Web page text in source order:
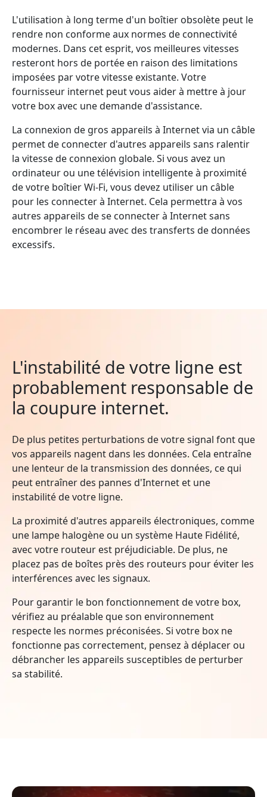
L'utilisation à long terme d'un boîtier obsolète peut le
rendre non conforme aux normes de connectivité
modernes. Dans cet esprit, vos meilleures vitesses
resteront hors de portée en raison des limitations
imposées par votre vitesse existante. Votre
fournisseur internet peut vous aider à mettre à jour
votre box avec une demande d'assistance.
La connexion de gros appareils à Internet via un câble
permet de connecter d'autres appareils sans ralentir
la vitesse de connexion globale. Si vous avez un
ordinateur ou une télévision intelligente à proximité
de votre boîtier Wi-Fi, vous devez utiliser un câble
pour les connecter à Internet. Cela permettra à vos
autres appareils de se connecter à Internet sans
encombrer le réseau avec des transferts de données
excessifs.
L'instabilité de votre ligne est
probablement responsable de
la coupure internet.
De plus petites perturbations de votre signal font que
vos appareils nagent dans les données. Cela entraîne
une lenteur de la transmission des données, ce qui
peut entraîner des pannes d'Internet et une
instabilité de votre ligne.
La proximité d'autres appareils électroniques, comme
une lampe halogène ou un système Haute Fidélité,
avec votre routeur est préjudiciable. De plus, ne
placez pas de boîtes près des routeurs pour éviter les
interférences avec les signaux.
Pour garantir le bon fonctionnement de votre box,
vérifiez au préalable que son environnement
respecte les normes préconisées. Si votre box ne
fonctionne pas correctement, pensez à déplacer ou
débrancher les appareils susceptibles de perturber
sa stabilité.